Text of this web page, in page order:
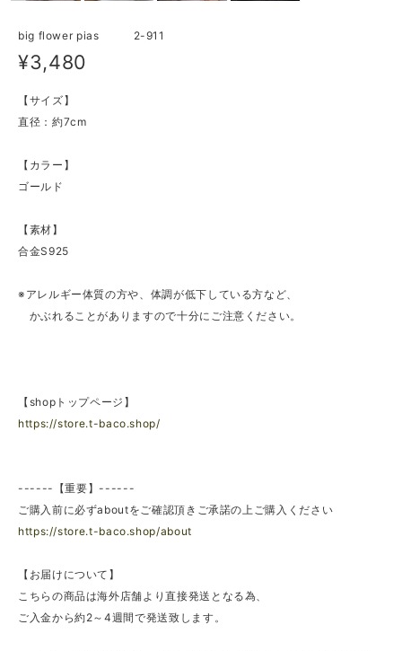
big flower pias 2-911
¥3,480
【サイズ】
直径：約7cm
【カラー】
ゴールド
【素材】
合金S925
※アレルギー体質の方や、体調が低下している方など、
かぶれることがありますので十分にご注意ください。
【shopトップページ】
https://store.t-baco.shop/
------【重要】------
ご購入前に必ずaboutをご確認頂きご承諾の上ご購入ください
https://store.t-baco.shop/about
【お届けについて】
こちらの商品は海外店舗より直接発送となる為、
ご入金から約2～4週間で発送致します。